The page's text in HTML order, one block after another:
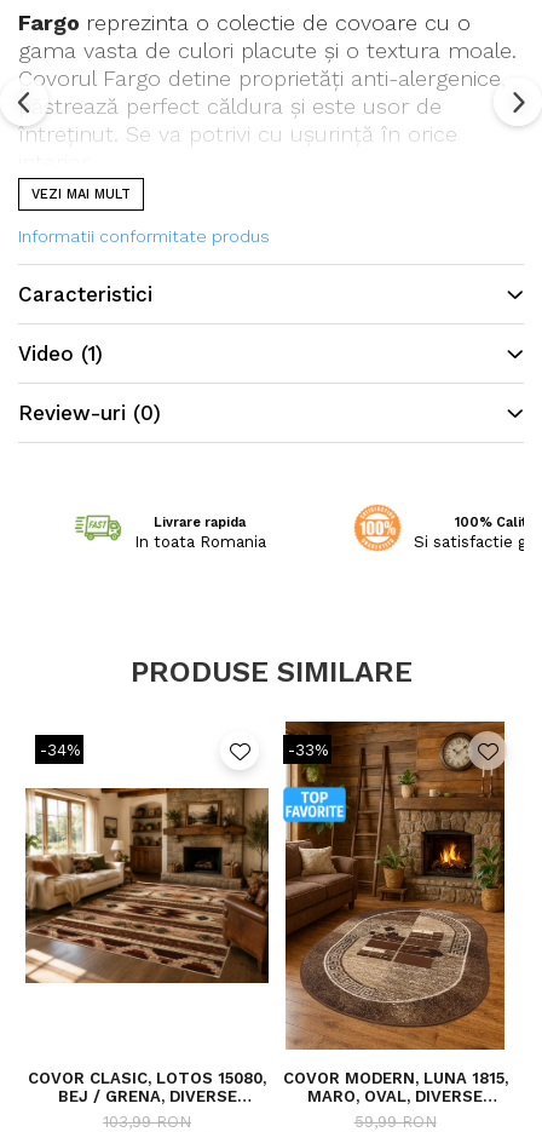
Fargo reprezinta o colectie de covoare cu o
gama vasta de culori placute și o textura moale.
Covorul Fargo detine proprietăți anti-alergenice,
păstrează perfect căldura și este usor de
întreținut. Se va potrivi cu ușurință în orice
VEZI MAI MULT
Informatii conformitate produs
Caracteristici
Video (1)
Review-uri (0)
Livrare rapida
In toata Romania
100%
Si satisfactie
PRODUSE SIMILARE
-34%
COVOR CLASIC, LOTOS 15080,
BEJ / GRENA, DIVERSE
DIMENSIUNI
103,99 RON
-33%
COVOR MODERN, LUNA 1815,
MARO, OVAL, DIVERSE
DIMENSIUNI, 1300 GR/MP
59,99 RON